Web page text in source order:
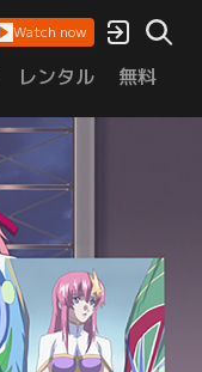
Watch now
レンタル 無料